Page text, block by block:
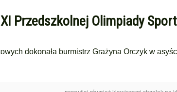
Przedszkolnej Olimpiady
dokonała burmistrz Grażyna Orczyk w